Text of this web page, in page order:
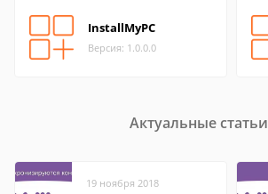
InstallMyPC
Версия: 1.0.0.0
Актуальные статьи
19 ноября 2018